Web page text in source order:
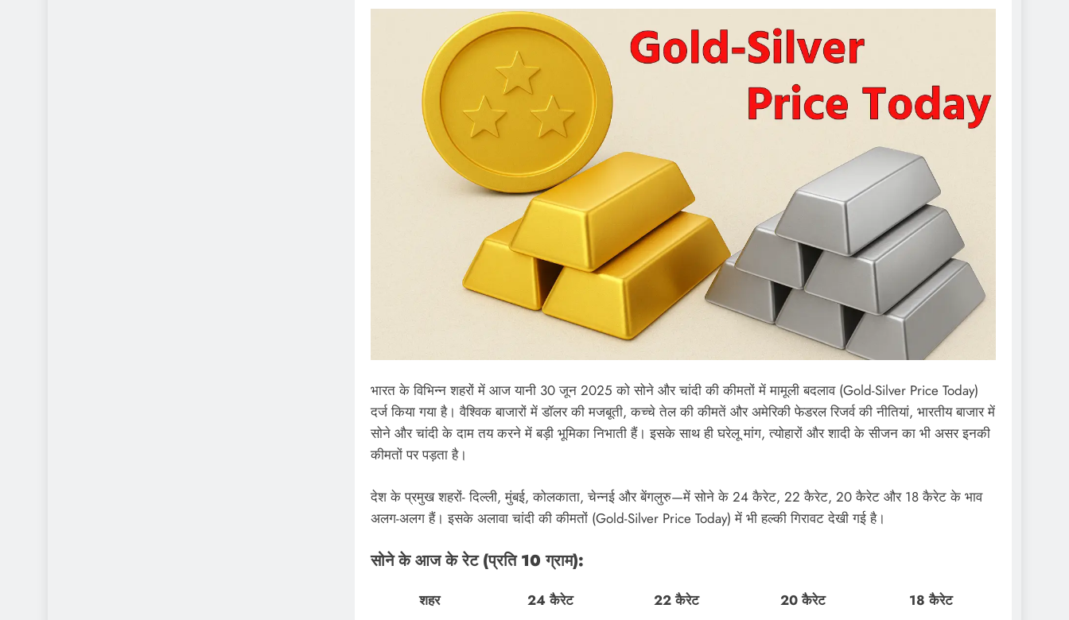
भारत के विभिन्न शहरों में आज यानी 30 जून 2025 को सोने और चांदी की कीमतों में मामूली बदलाव (Gold-Silver Price Today)
दर्ज किया गया है। वैश्विक बाजारों में डॉलर की मजबूती, कच्चे तेल की कीमतें और अमेरिकी फेडरल रिजर्व की नीतियां, भारतीय बाजार में
सोने और चांदी के दाम तय करने में बड़ी भूमिका निभाती हैं। इसके साथ ही घरेलू मांग, त्योहारों और शादी के सीजन का भी असर इनकी
कीमतों पर पड़ता है।
देश के प्रमुख शहरों- दिल्ली, मुंबई, कोलकाता, चेन्नई और बेंगलुरु—में सोने के 24 कैरेट, 22 कैरेट, 20 कैरेट और 18 कैरेट के भाव
अलग-अलग हैं। इसके अलावा चांदी की कीमतों (Gold-Silver Price Today) में भी हल्की गिरावट देखी गई है।
सोने के आज के रेट (प्रति 10 ग्राम):
शहर 24 कैरेट 22 कैरेट 20 कैरेट
18 कैरेट